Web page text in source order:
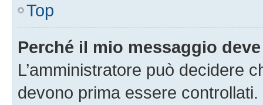
Top
Perché il mio messaggio
L’amministratore può decidere
devono prima essere